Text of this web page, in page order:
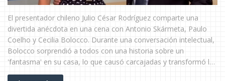
El presentador chileno Julio César Rodríguez comparte una
divertida anécdota en una cena con Antonio Skármeta, Paulo
Coelho y Cecilia Bolocco. Durante una conversación intelectual,
Bolocco sorprendió a todos con una historia sobre un
'fantasma' en su casa, lo que causó carcajadas y transformó la
noche en una experiencia inolvidable.